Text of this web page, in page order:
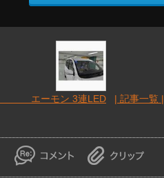
ーモン 3連LED | 記事一覧 |